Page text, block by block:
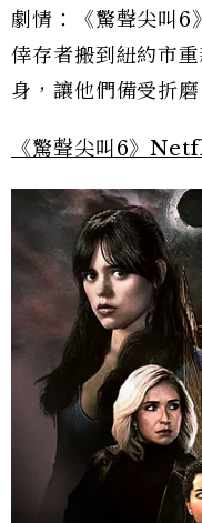
劇情：《驚聲尖叫6
倖存者搬到紐約市
身，讓他們備受折
《驚聲尖叫6》